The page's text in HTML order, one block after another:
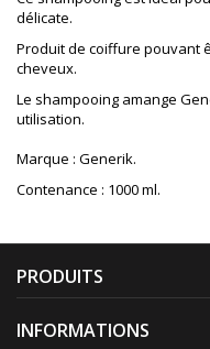
délicate.
Produit de coiffure pouvant
cheveux.
Le shampooing amange
utilisation.
Marque : Generik.
Contenance : 1000 ml.
PRODUITS
INFORMATIONS